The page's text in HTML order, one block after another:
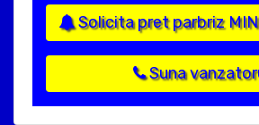
Solicita pret parbriz
Suna